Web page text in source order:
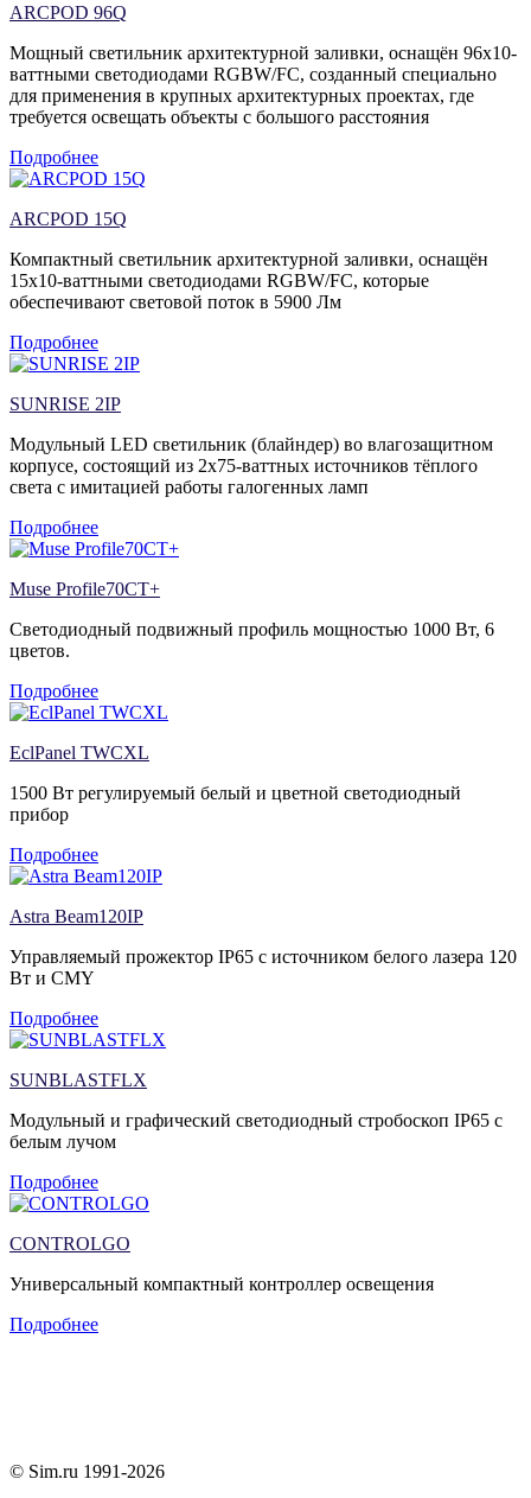
ARCPOD 96Q
Мощный светильник архитектурной заливки, оснащён 96х10-
ваттными светодиодами RGBW/FC, созданный специально
для применения в крупных архитектурных проектах, где
требуется освещать объекты с большого расстояния
Подробнее
ARCPOD 15Q
Компактный светильник архитектурной заливки, оснащён
15х10-ваттными светодиодами RGBW/FC, которые
обеспечивают световой поток в 5900 Лм
Подробнее
SUNRISE 2IP
Модульный LED светильник (блайндер) во влагозащитном
корпусе, состоящий из 2х75-ваттных источников тёплого
света с имитацией работы галогенных ламп
Подробнее
Muse Profile70CT+
Светодиодный подвижный профиль мощностью 1000 Вт, 6
цветов.
Подробнее
EclPanel TWCXL
1500 Вт регулируемый белый и цветной светодиодный
прибор
Подробнее
Astra Beam120IP
Управляемый прожектор IP65 с источником белого лазера 120
Вт и CMY
Подробнее
SUNBLASTFLX
Модульный и графический светодиодный стробоскоп IP65 с
белым лучом
Подробнее
CONTROLGO
Универсальный компактный контроллер освещения
Подробнее
© Sim.ru 1991-2026